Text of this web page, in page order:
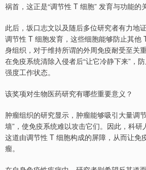
祸首，这正是“调节性 T 细胞” 发育与功能的
此后，坂口志文以及随后多位研究者有力地
调节性 T 细胞发育，这些细胞能够防止其他
身组织，对于维持所谓的外周免疫耐受至关
在免疫系统清除入侵者后“让它冷静下来”，
强度工作状态。
该奖项对生物医药研究有哪些重要意义？
肿瘤组织的研究显示，肿瘤能够吸引大量调
墙”，使免疫系统难以攻击它们。因此，科
这道由调节性 T 细胞构成的屏障，从而让免
瘤。